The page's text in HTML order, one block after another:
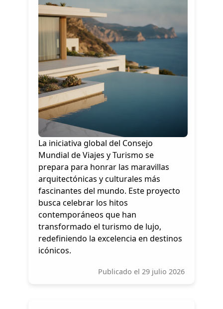
La iniciativa global del Consejo
Mundial de Viajes y Turismo se
prepara para honrar las maravillas
arquitectónicas y culturales más
fascinantes del mundo. Este proyecto
busca celebrar los hitos
contemporáneos que han
transformado el turismo de lujo,
redefiniendo la excelencia en destinos
icónicos.
Publicado el 29 julio 2026